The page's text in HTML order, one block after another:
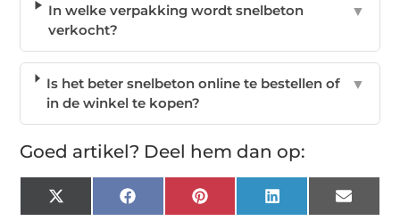
In welke verpakking wordt snelbeton
verkocht?
▼
Is het beter snelbeton online te bestellen of
in de winkel te kopen?
▼
Goed artikel? Deel hem dan op:
X
(Twitter)
FacebookPinterest LinkedIn Email